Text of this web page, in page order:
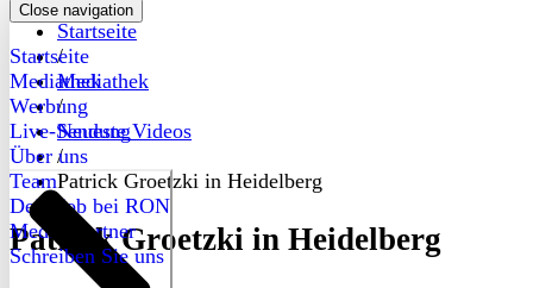
Close navigation
Startseite
Mediathek
Werbung
Live-Sendung
Über uns
Team
Dein Job bei RON
Medienpartner
Schreiben Sie uns
Startseite
/
Mediathek
/
Neueste Videos
/
Patrick Groetzki in Heidelberg
Patrick Groetzki in Heidelberg